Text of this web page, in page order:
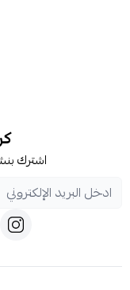
اشترك